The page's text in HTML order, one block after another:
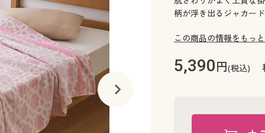
柄が浮き出るジャカー
この商品の情報をもっ
5,390円(税込)